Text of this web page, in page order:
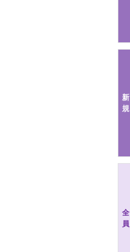
新
規
全
員